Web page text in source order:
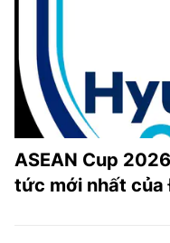
ASEAN Cup
tức mới nhất của